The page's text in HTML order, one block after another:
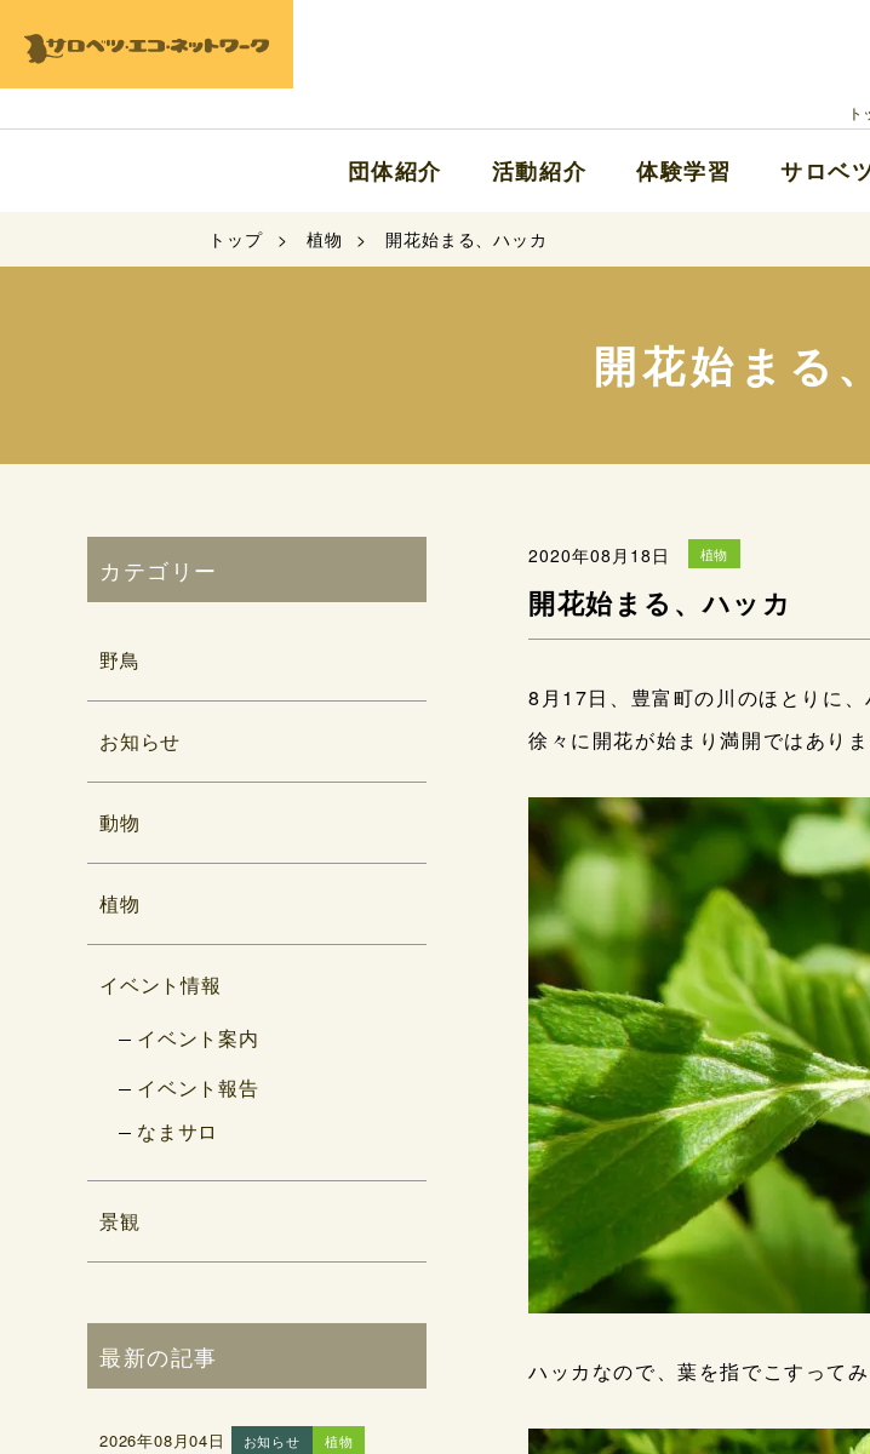
ト
団体紹介 活動紹介 体験学習 サロベ
トップ 植物 開花始まる、ハッカ
開花始まる
2020年08月18日 植物
開花始まる、ハッカ
8月17日、豊富町の川のほとりに
徐々に開花が始まり満開ではあり
ハッカなので、葉を指でこすって
カテゴリー
野鳥
お知らせ
動物
植物
イベント情報
イベント案内
イベント報告
なまサロ
景観
最新の記事
2026年08月04日 お知らせ 植物